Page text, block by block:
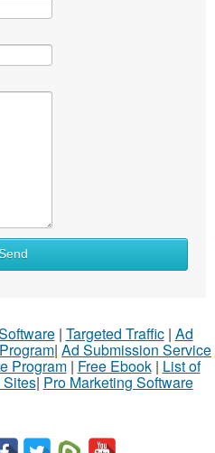
| Targeted Traffic| Ad
| Ad Submission Service
Program| Free Ebook| List of
| Pro Marketing Software